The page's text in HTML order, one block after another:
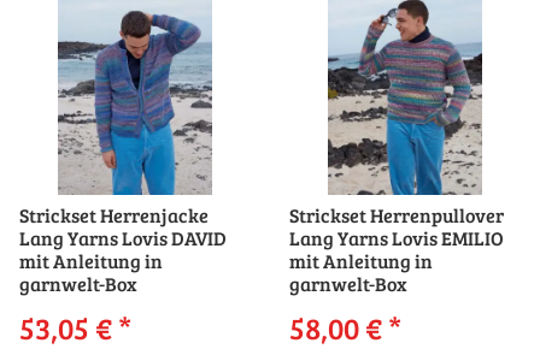
Strickset Herrenjacke
Lang Yarns Lovis DAVID
mit Anleitung in
garnwelt-Box
53,05 €*
Strickset Herrenpullover
Lang Yarns Lovis EMILIO
mit Anleitung in
garnwelt-Box
58,00 €*